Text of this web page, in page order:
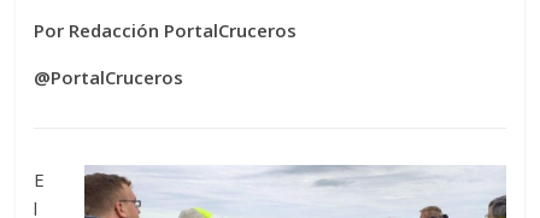
Por Redacción PortalCruceros
@PortalCruceros
E
l